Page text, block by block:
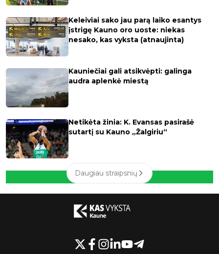
Keleiviai sako jau parą laiko esantys
įstrigę Kauno oro uoste: niekas
nesako, kas vyksta (atnaujinta)
Kauniečiai gali atsikvėpti: galinga
audra aplenkė miestą
Netikėta žinia: K. Evansas pasirašė
sutartį su Kauno „Žalgiriu“
Daugiau straipsnių